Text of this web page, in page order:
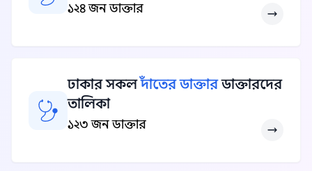
১২৪ জন ডাক্তার
ঢাকার সকলদাঁতের ডাক্তারডাক্তারদের
তালিকা
১২৩ জন ডাক্তার